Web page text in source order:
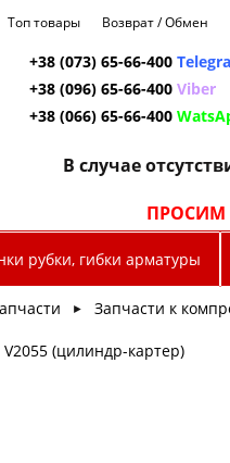
Топ товары Возврат / Обмен
+38 (073) 65-66-400
+38 (096) 65-66-400 Viber
+38 (066) 65-66-400
В случае
ПРОСИМ
рубки, гибки арматуры
► Запчасти к
(цилиндр-картер)